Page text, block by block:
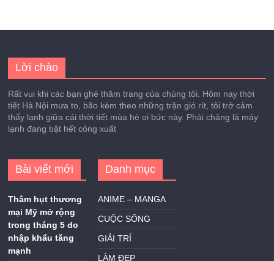
Lời chào
Rất vui khi các bạn ghé thăm trang của chúng tôi. Hôm nay thời
tiết Hà Nội mưa to, bão kèm theo những trận gió rít, tôi trở cảm
thấy lạnh giữa cái thời tiết mùa hè oi bức này. Phải chăng là máy
lạnh đang bật hết công xuất
Bài viết mới
Thâm hụt thương
mại Mỹ mở rộng
trong tháng 5 do
nhập khẩu tăng
mạnh
Danh mục
ANIME – MANGA
CUỘC SỐNG
GIẢI TRÍ
LÀM ĐẸP